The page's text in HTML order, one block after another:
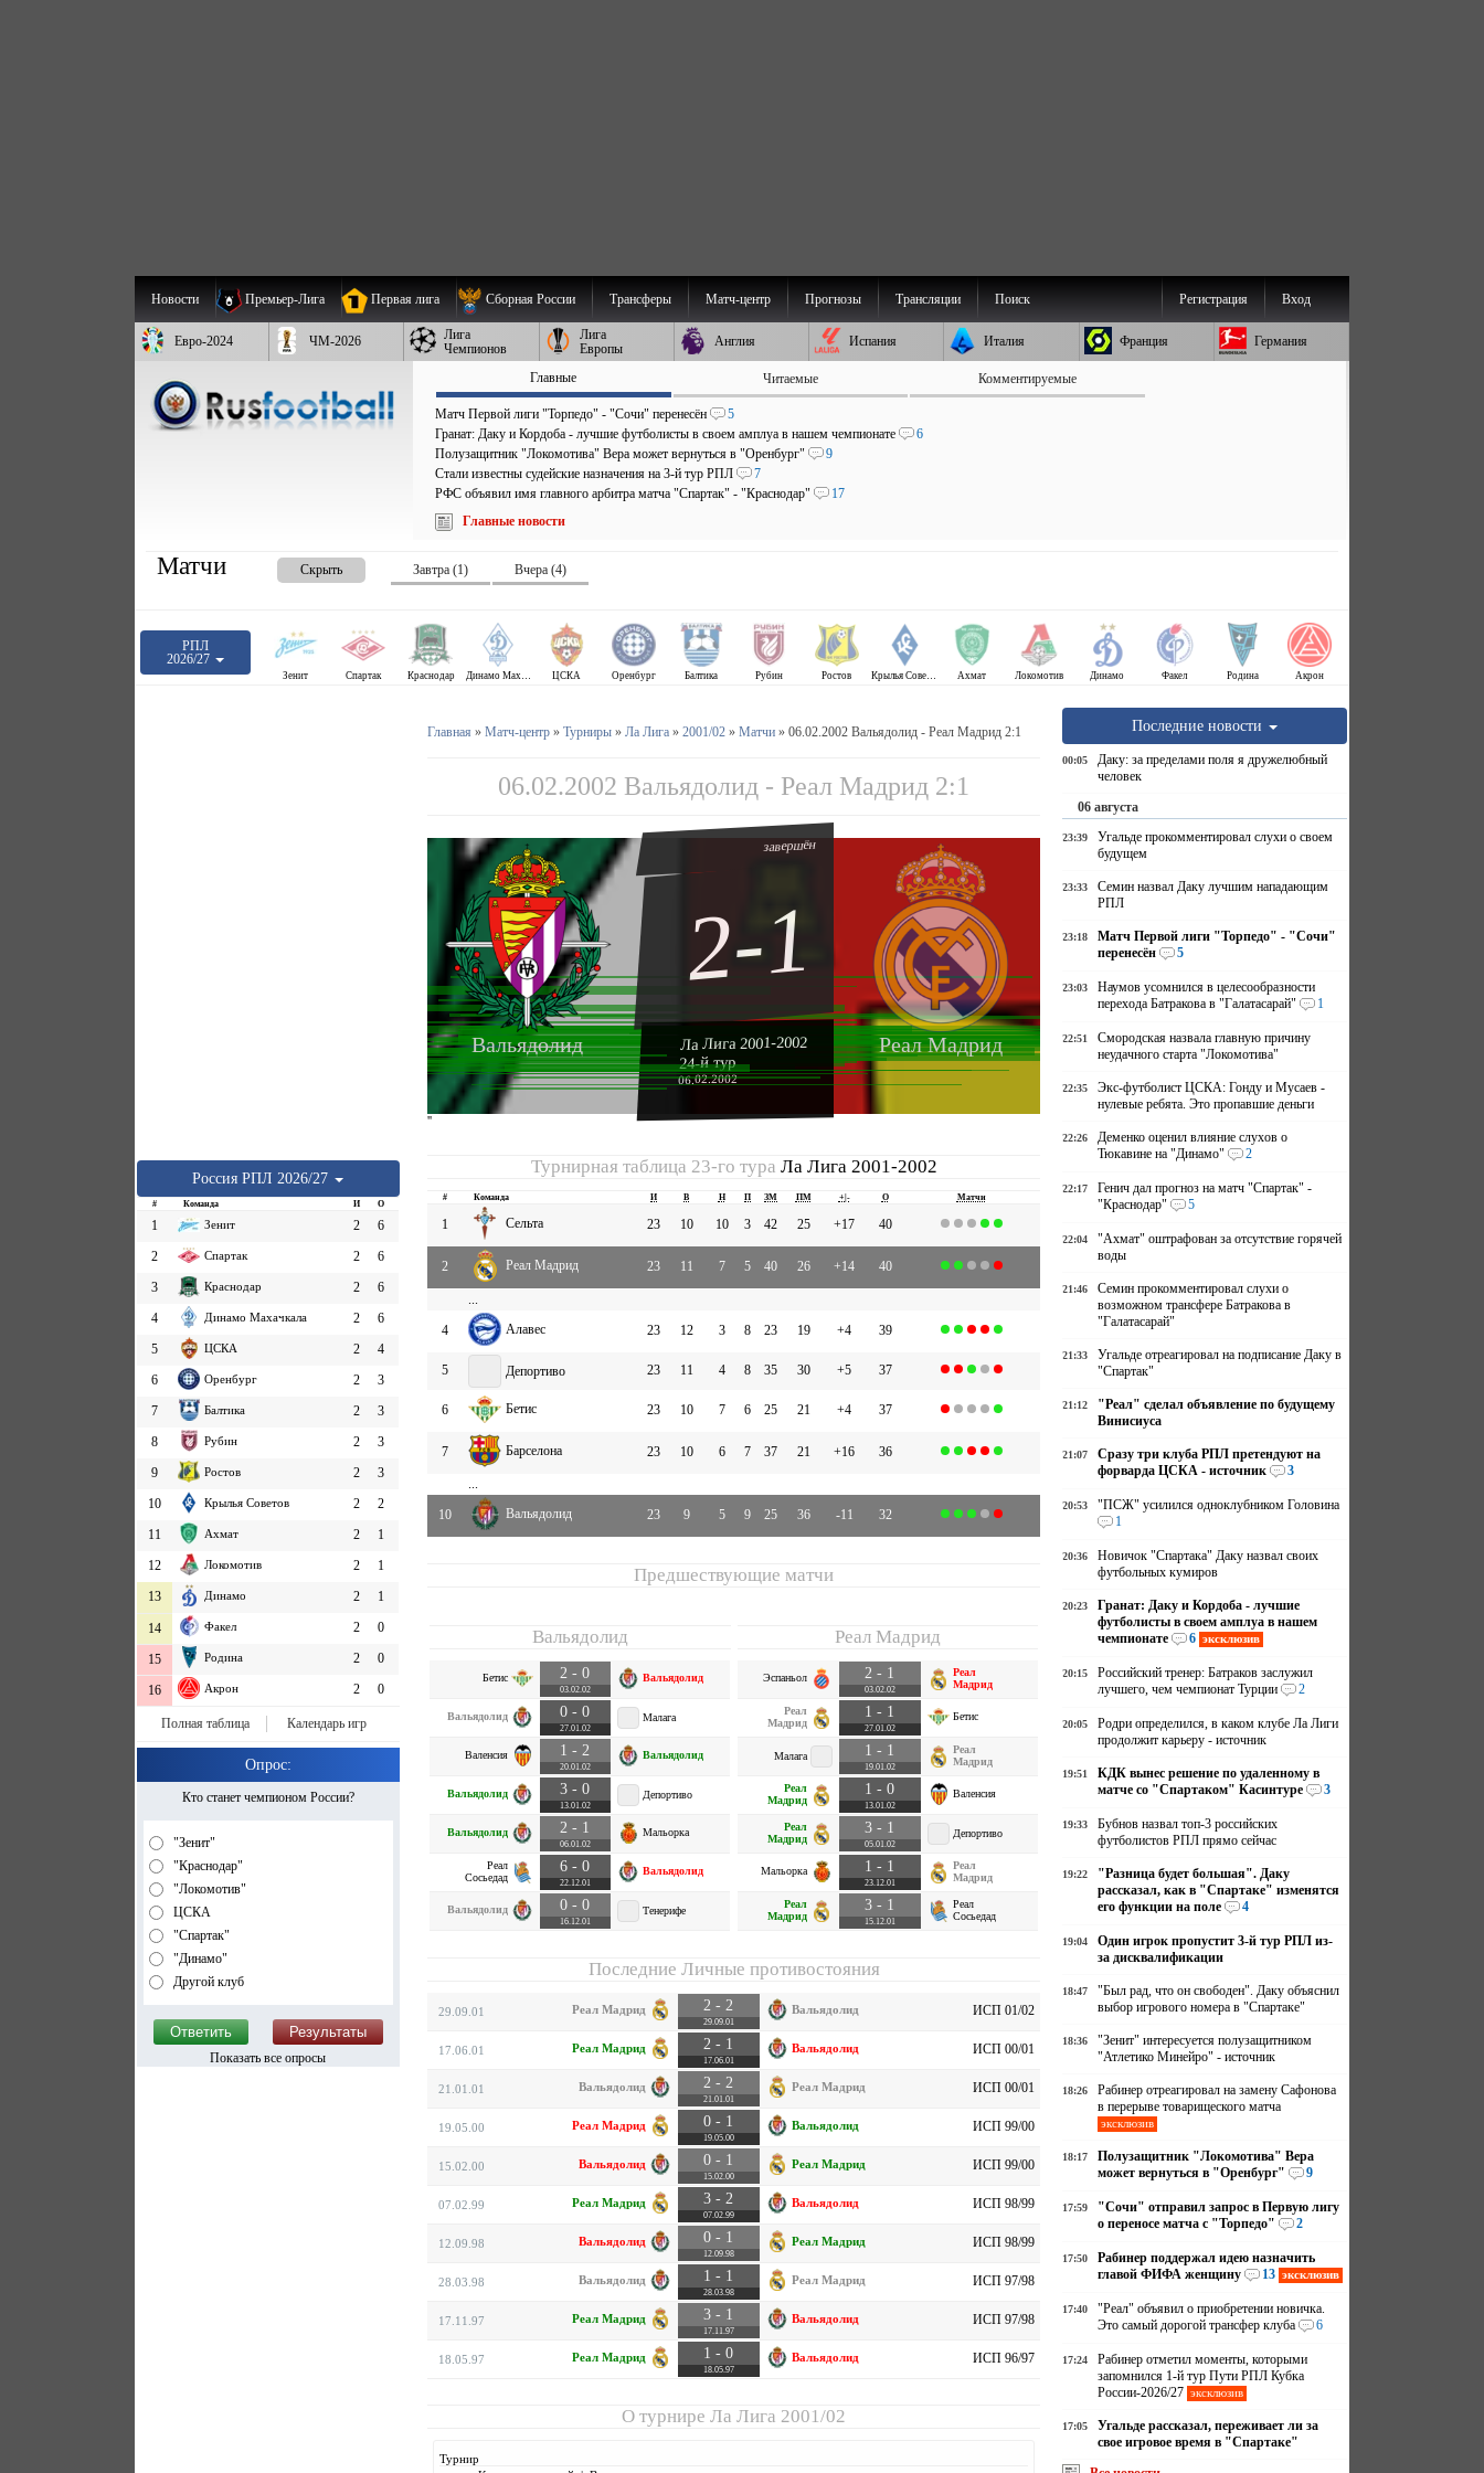
Новости Премьер-Лига Первая лига Сборная России Трансферы Матч-центр Прогнозы Трансляции Поиск Вход
Регистрация
Евро-2024 ЧМ-2026
Лига
Чемпионов
Лига
Европы
Англия Испания Италия Франция Германия
Главные Читаемые Комментируемые
Матч Первой лиги "Торпедо" - "Сочи" перенесён
5
Гранат: Даку и Кордоба - лучшие футболисты в своем амплуа в нашем чемпионате
6
Полузащитник "Локомотива" Вера может вернуться в "Оренбург"
9
Стали известны судейские назначения на 3-й тур РПЛ
7
РФС объявил имя главного арбитра матча "Спартак" - "Краснодар"
17
Главные новости
Матчи Скрыть Завтра (1) Вчера (4)
РПЛ
2026/27
Зенит Спартак Краснодар Динамо Махачкала ЦСКА Оренбург Балтика Рубин Ростов Крылья Советов Ахмат Локомотив Динамо Факел Родина Акрон
Россия РПЛ 2026/27
# Команда И О
1 Зенит 2
6
2
Спартак 2
6
3
Краснодар 2
6
4
Динамо Махачкала 2
6
5
ЦСКА 2
4
6
Оренбург 2
3
7
Балтика 2
3
8
Рубин 2
3
9
Ростов 2
3
10
Крылья Советов 2
2
11
Ахмат 2
1
12
Локомотив 2
1
13
Динамо 2 1
14 Факел 2 0
15 Родина 2 0
16 Акрон 2 0
Полная таблица Календарь игр
Опрос:
Кто станет чемпионом России?
"Зенит"
"Краснодар"
"Локомотив"
ЦСКА
"Спартак"
"Динамо"
Другой клуб
Показать все опросы
Главная » Матч-центр» Турниры» Ла Лига» 2001/02» Матчи» 06.02.2002 Вальядолид - Реал Мадрид 2:1
06.02.2002 Вальядолид - Реал Мадрид 2:1
Вальядолид Реал Мадрид
завершён
2-1
Ла Лига 2001-2002
24-й тур
06.02.2002
''
Турнирная таблица 23-го тура Ла Лига 2001-2002
# Команда И В Н П ЗМ ПМ +|- О Матчи
1 Сельта 23 10 10 3 42 25 +17 40
2 Реал Мадрид 23 11 7 5 40 26 +14 40
...
4
Алавес 23 12 3 8 23 19 +4 39
5 Депортиво 23 11 4 8 35 30 +5 37
6 Бетис 23 10 7 6 25 21 +4 37
7 Барселона 23 10 6 7 37 21 +16 36
...
10
Вальядолид 23 9 5 9 25 36 -11 32
Предшествующие матчи
Вальядолид
Бетис 2 - 0
03.02.02
Вальядолид
Вальядолид 0 - 0
27.01.02
Малага
Валенсия 1 - 2
20.01.02
Вальядолид
Вальядолид 3 - 0
13.01.02
Депортиво
Вальядолид 2 - 1
06.01.02
Мальорка
Реал
Сосьедад
6 - 0
22.12.01
Вальядолид
Вальядолид 0 - 0
16.12.01
Тенерифе
Реал Мадрид
Эспаньол 2 - 1
03.02.02
Реал
Мадрид
Реал
Мадрид
1 - 1
27.01.02
Бетис
Малага 1 - 1
19.01.02
Реал
Мадрид
Реал
Мадрид
1 - 0
13.01.02
Валенсия
Реал
Мадрид
3 - 1
05.01.02
Депортиво
Мальорка 1 - 1
23.12.01
Реал
Мадрид
Реал
Мадрид
3 - 1
15.12.01
Реал
Сосьедад
Последние Личные противостояния
29.09.01 Реал Мадрид 2 - 2
29.09.01
Вальядолид ИСП 01/02
17.06.01 Реал Мадрид 2 - 1
17.06.01
Вальядолид ИСП 00/01
21.01.01 Вальядолид 2 - 2
21.01.01
Реал Мадрид ИСП 00/01
19.05.00 Реал Мадрид 0 - 1
19.05.00
Вальядолид ИСП 99/00
15.02.00 Вальядолид 0 - 1
15.02.00
Реал Мадрид ИСП 99/00
07.02.99 Реал Мадрид 3 - 2
07.02.99
Вальядолид ИСП 98/99
12.09.98 Вальядолид 0 - 1
12.09.98
Реал Мадрид ИСП 98/99
28.03.98 Вальядолид 1 - 1
28.03.98
Реал Мадрид ИСП 97/98
17.11.97 Реал Мадрид 3 - 1
17.11.97
Вальядолид ИСП 97/98
18.05.97 Реал Мадрид 1 - 0
18.05.97
Вальядолид ИСП 96/97
О турниреЛа Лига 2001/02
Турнир
Последние новости
00:05
Даку: за пределами поля я дружелюбный
человек
06 августа
23:39
Угальде прокомментировал слухи о своем
будущем
23:33
Семин назвал Даку лучшим нападающим
РПЛ
23:18
Матч Первой лиги "Торпедо" - "Сочи"
перенесён
5
23:03
Наумов усомнился в целесообразности
перехода Батракова в "Галатасарай"
1
22:51
Смородская назвала главную причину
неудачного старта "Локомотива"
22:35
Экс-футболист ЦСКА: Гонду и Мусаев -
нулевые ребята. Это пропавшие деньги
22:26
Деменко оценил влияние слухов о
Тюкавине на "Динамо"
2
22:17
Генич дал прогноз на матч "Спартак" -
"Краснодар"
5
22:04
"Ахмат" оштрафован за отсутствие горячей
воды
21:46
Семин прокомментировал слухи о
возможном трансфере Батракова в
"Галатасарай"
21:33
Угальде отреагировал на подписание Даку в
"Спартак"
21:12
"Реал" сделал объявление по будущему
Винисиуса
21:07
Сразу три клуба РПЛ претендуют на
форварда ЦСКА - источник
3
20:53
"ПСЖ" усилился одноклубником Головина
1
20:36
Новичок "Спартака" Даку назвал своих
футбольных кумиров
20:23
Гранат: Даку и Кордоба - лучшие
футболисты в своем амплуа в нашем
чемпионате
6 эксклюзив
20:15
Российский тренер: Батраков заслужил
лучшего, чем чемпионат Турции
2
20:05
Родри определился, в каком клубе Ла Лиги
продолжит карьеру - источник
19:51
КДК вынес решение по удаленному в
матче со "Спартаком" Касинтуре
3
19:33
Бубнов назвал топ-3 российских
футболистов РПЛ прямо сейчас
19:22
"Разница будет большая". Даку
рассказал, как в "Спартаке" изменятся
его функции на поле
4
19:04
Один игрок пропустит 3-й тур РПЛ из-
за дисквалификации
18:47
"Был рад, что он свободен". Даку объяснил
выбор игрового номера в "Спартаке"
18:36
"Зенит" интересуется полузащитником
"Атлетико Минейро" - источник
18:26
Рабинер отреагировал на замену Сафонова
в перерыве товарищеского матча
эксклюзив
18:17
Полузащитник "Локомотива" Вера
может вернуться в "Оренбург"
9
17:59
"Сочи" отправил запрос в Первую лигу
о переносе матча с "Торпедо"
2
17:50
Рабинер поддержал идею назначить
главой ФИФА женщину
13 эксклюзив
17:40
"Реал" объявил о приобретении новичка.
Это самый дорогой трансфер клуба
6
17:24
Рабинер отметил моменты, которыми
запомнился 1-й тур Пути РПЛ Кубка
России-2026/27 эксклюзив
17:05
Угальде рассказал, переживает ли за
свое игровое время в "Спартаке"